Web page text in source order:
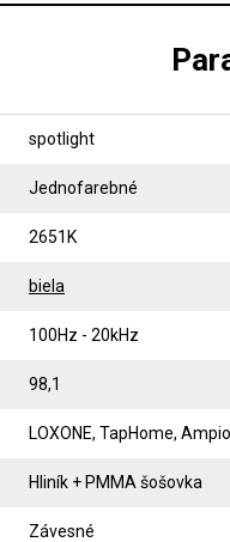
spotlight
Jednofarebné
2651K
biela
100Hz - 20kHz
98,1
LOXONE, TapHome,
Hliník + PMMA šošovka
Závesné